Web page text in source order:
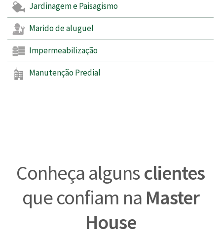
Jardinagem e Paisagismo
Marido de aluguel
Impermeabilização
Manutenção Predial
Conheça algunsclientes
que confiam na Master
House